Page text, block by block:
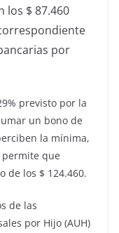
los $ 87.460
por
previsto por la
un bono de
la mínima,
que
de los $ 124.460.
de las
por Hijo (AUH)